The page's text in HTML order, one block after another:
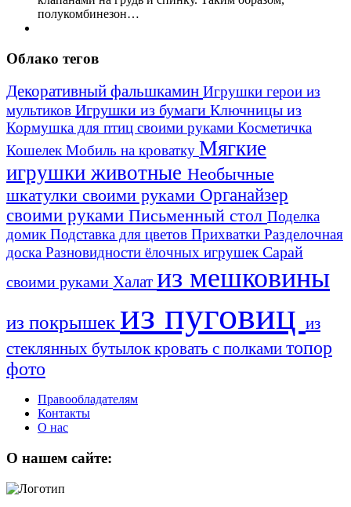
полукомбинезон…
Облако тегов
Декоративный фальшкамин Игрушки герои из
мультиков Игрушки из бумаги Ключницы из
Кормушка для птиц своими руками Косметичка
КошелекМобиль на кроватку Мягкие
игрушки животные Необычные
шкатулки своими руками Органайзер
своими руками Письменный стол Поделка
домикПодставка для цветов Прихватки Разделочная
доска Разновидности ёлочных игрушекСарай
своими руками Халат из мешковины
из покрышек из пуговиц из
стеклянных бутылоккровать с полками топор
фото
Правообладателям
Контакты
О нас
О нашем сайте: